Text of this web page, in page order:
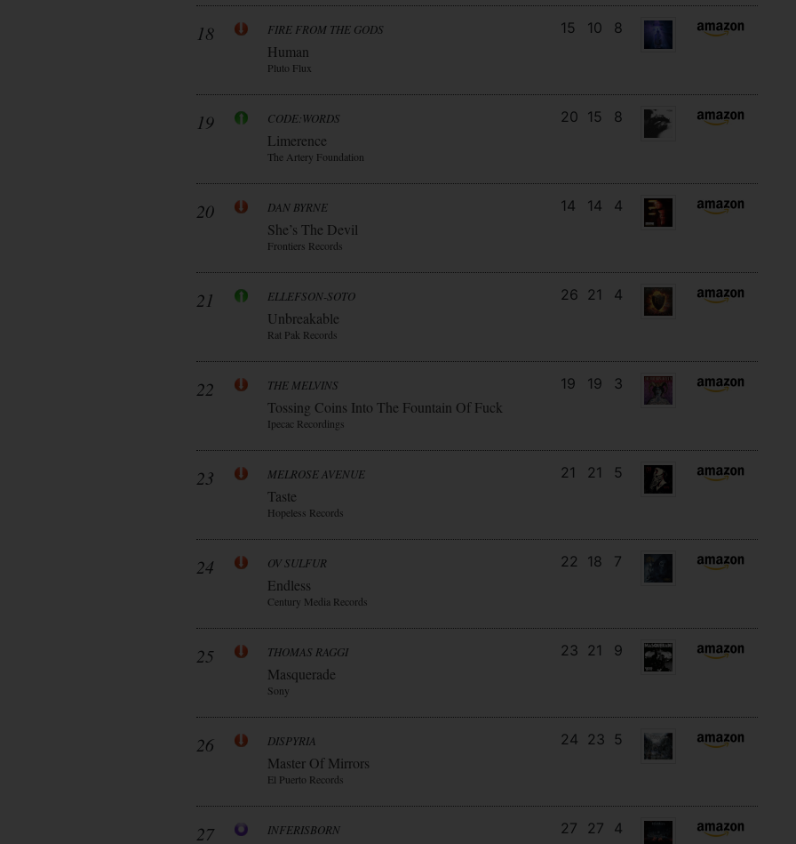
18 FIRE FROM THE GODS
Human
Pluto Flux
15 10 8
19 CODE:WORDS
Limerence
The Artery Foundation
20 15 8
20 DAN BYRNE
She’s The Devil
Frontiers Records
14 14 4
21 ELLEFSON-SOTO
Unbreakable
Rat Pak Records
26 21 4
22 THE MELVINS
Tossing Coins Into The Fountain Of Fuck
Ipecac Recordings
19 19 3
23 MELROSE AVENUE
Taste
Hopeless Records
21 21 5
24 OV SULFUR
Endless
Century Media Records
22 18 7
25 THOMAS RAGGI
Masquerade
Sony
23 21 9
26 DISPYRIA
Master Of Mirrors
El Puerto Records
24 23 5
27 INFERISBORN 27 27 4